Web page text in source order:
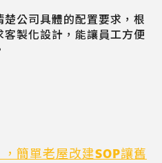
公司具體的配置要求，根
製化設計，能讓員工方便
簡單老屋改建SOP讓舊